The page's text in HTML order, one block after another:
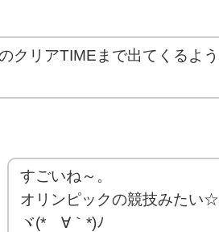
クリアTIMEまで出てくるよう
すごいね～。
オリンピックの競技みたい☆
ヾ(*´∀｀*)ﾉ